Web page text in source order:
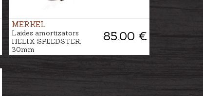
MERKEL
85.00 €
Laides amortizators
HELIX SPEEDSTER,
30mm